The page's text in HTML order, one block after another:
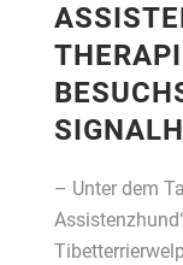
– Unter dem